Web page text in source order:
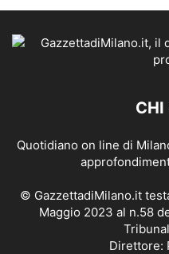
CHI
Quotidiano on line di
© GazzettadiMilano.it
Maggio 2023 al n.58
Direttore: